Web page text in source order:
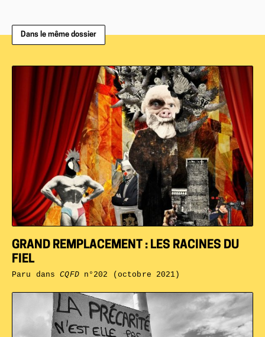
Dans le même dossier
GRAND REMPLACEMENT : LES RACINES DU
FIEL
Paru dansCQFDn°202 (octobre 2021)